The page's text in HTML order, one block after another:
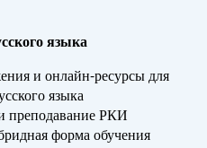
языка
и онлайн-ресурсы для
языка
преподавание РКИ
форма обучения